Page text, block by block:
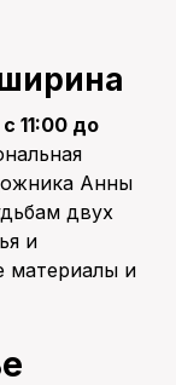
11:00 до
Анны
двух
и
материалы и